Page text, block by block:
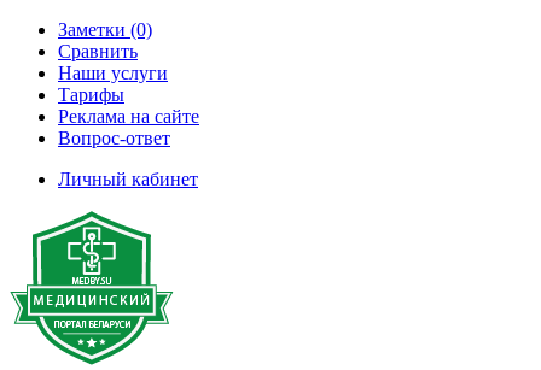
Заметки (0)
Сравнить
Наши услуги
Тарифы
Реклама на сайте
Вопрос-ответ
Личный кабинет